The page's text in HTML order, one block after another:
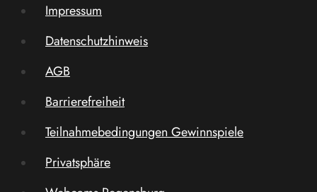
Impressum
Datenschutzhinweis
AGB
Barrierefreiheit
Teilnahmebedingungen Gewinnspiele
Privatsphäre